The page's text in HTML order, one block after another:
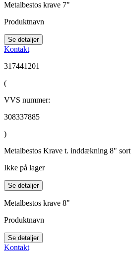
Metalbestos krave 7"
Produktnavn
Se detaljer
Kontakt
317441201
(
VVS nummer:
308337885
)
Metalbestos Krave t. inddækning 8" sort
Ikke på lager
Se detaljer
Metalbestos krave 8"
Produktnavn
Se detaljer
Kontakt